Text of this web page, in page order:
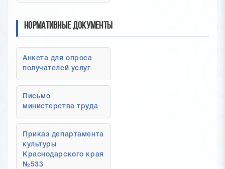
Нормативные документы
Анкета для опроса
получателей услуг
Письмо
министерства труда
Приказ департамента
культуры
Краснодарского края
№533